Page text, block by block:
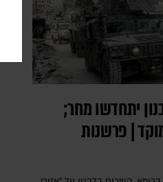
יתחדשו מחר;
| פרשנות